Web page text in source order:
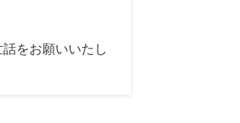
をお願いいたし